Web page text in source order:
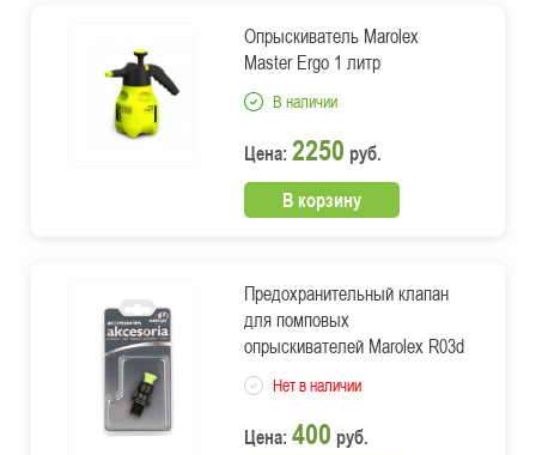
Опрыскиватель Marolex
Master Ergo 1 литр
В наличии
Цена: 2250 руб.
В корзину
Предохранительный клапан
для помповых
опрыскивателей Marolex R03d
Нет в наличии
Цена: 400 руб.